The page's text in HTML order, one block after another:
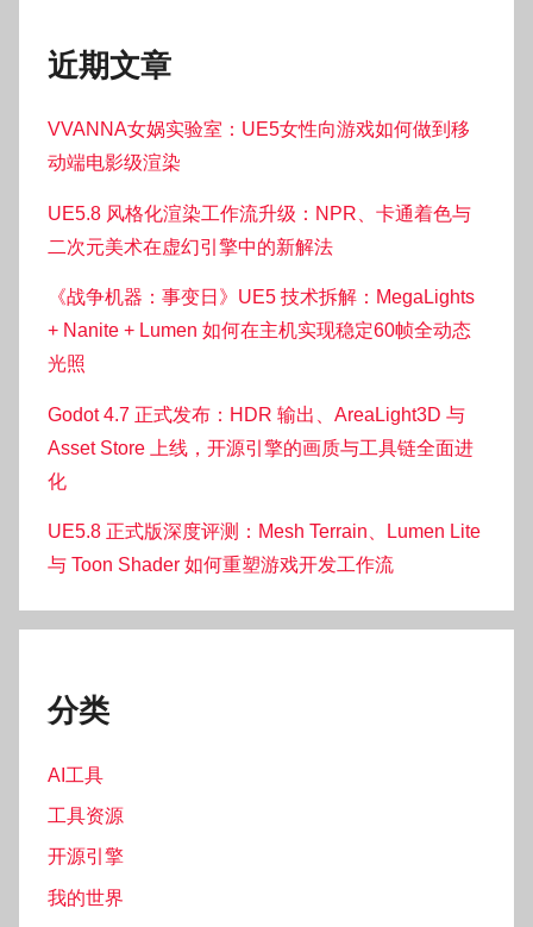
近期文章
VVANNA女娲实验室：UE5女性向游戏如何做到移
动端电影级渲染
UE5.8 风格化渲染工作流升级：NPR、卡通着色与
二次元美术在虚幻引擎中的新解法
《战争机器：事变日》UE5 技术拆解：MegaLights
+ Nanite + Lumen 如何在主机实现稳定60帧全动态
光照
Godot 4.7 正式发布：HDR 输出、AreaLight3D 与
Asset Store 上线，开源引擎的画质与工具链全面进
化
UE5.8 正式版深度评测：Mesh Terrain、Lumen Lite
与 Toon Shader 如何重塑游戏开发工作流
分类
AI工具
工具资源
开源引擎
我的世界